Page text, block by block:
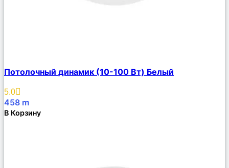
Описание
Избранное
Потолочный динамик (10-100 Вт) Белый
5.0
458 m
В Корзину